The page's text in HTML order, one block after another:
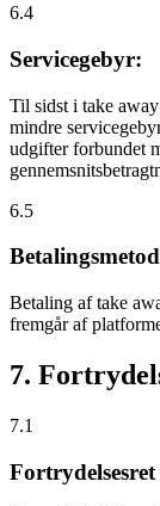
6.4
Servicegebyr:
Til sidst i take
mindre
udgifter forbundet
6.5
Betaling af take
fremgår af
7.
7.1